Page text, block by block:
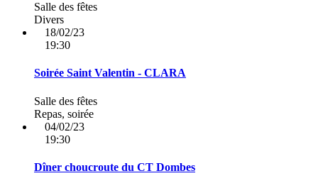
Salle des fêtes
Divers
18/02/23
19:30
Soirée Saint Valentin - CLARA
Salle des fêtes
Repas, soirée
04/02/23
19:30
Dîner choucroute du CT Dombes